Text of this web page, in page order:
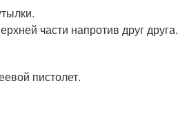
части напротив друг друга.
пистолет.